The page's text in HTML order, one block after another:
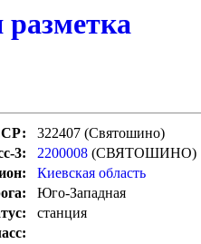
разметка
322407 (Святошино)
3:
2200008 (СВЯТОШИНО)
Киевская область
Юго-Западная
станция